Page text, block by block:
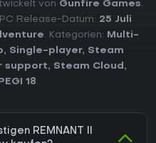
von Gunfire Games.
Release-Datum: 25 Juli
. Kategorien:
Multi-
, Single-player, Steam
support, Steam Cloud ,
PEGI 18.
REMNANT II